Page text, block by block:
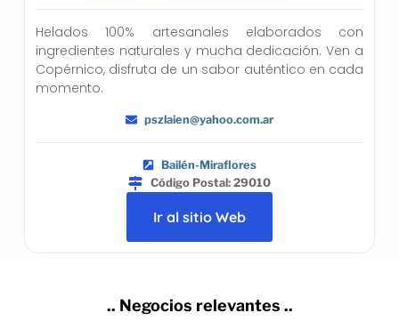
Helados 100% artesanales elaborados con
ingredientes naturales y mucha dedicación. Ven a
Copérnico, disfruta de un sabor auténtico en cada
momento.
pszlaien@yahoo.com.ar
Bailén-Miraflores
Código Postal: 29010
Ir al sitio Web
.. Negocios relevantes ..